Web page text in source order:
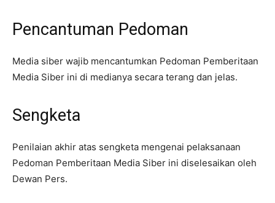
Pencantuman Pedoman
Media siber wajib mencantumkan Pedoman Pemberitaan
Media Siber ini di medianya secara terang dan jelas.
Sengketa
Penilaian akhir atas sengketa mengenai pelaksanaan
Pedoman Pemberitaan Media Siber ini diselesaikan oleh
Dewan Pers.